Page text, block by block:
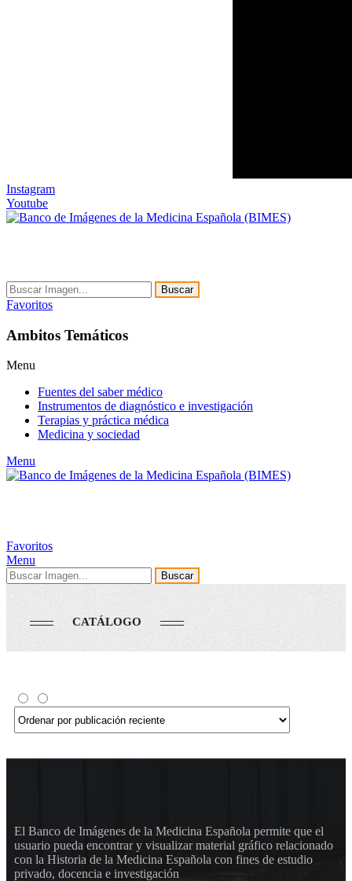
Instagram
Youtube
Buscar
Favoritos
Ambitos Temáticos
Menu
Fuentes del saber médico
Instrumentos de diagnóstico e investigación
Terapias y práctica médica
Medicina y sociedad
Menu
Favoritos
Menu
Buscar
CATÁLOGO
El Banco de Imágenes de la Medicina Española permite que el
usuario pueda encontrar y visualizar material gráfico relacionado
con la Historia de la Medicina Española con fines de estudio
privado, docencia e investigación